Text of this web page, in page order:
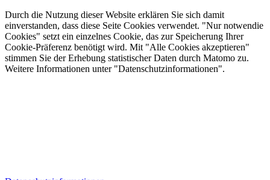
Durch die Nutzung dieser Website erklären Sie sich damit
einverstanden, dass diese Seite Cookies verwendet. "Nur notwendie
Cookies" setzt ein einzelnes Cookie, das zur Speicherung Ihrer
Cookie-Präferenz benötigt wird. Mit "Alle Cookies akzeptieren"
stimmen Sie der Erhebung statistischer Daten durch Matomo zu.
Weitere Informationen unter "Datenschutzinformationen".